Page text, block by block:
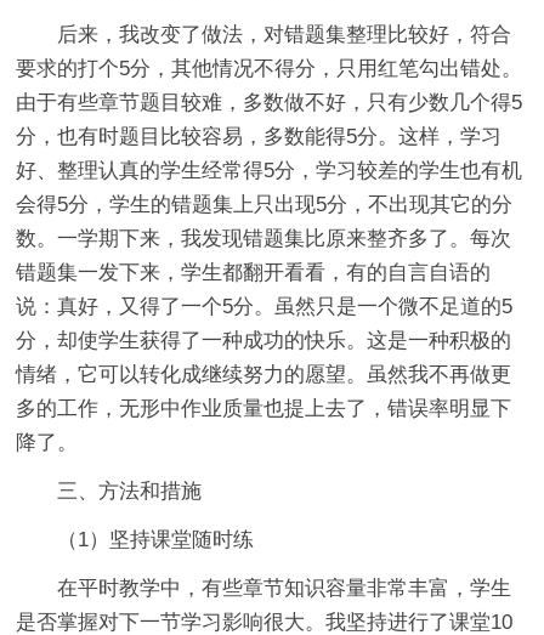
后来，我改变了做法，对错题集整理比较好，符合
要求的打个5分，其他情况不得分，只用红笔勾出错处。
由于有些章节题目较难，多数做不好，只有少数几个得5
分，也有时题目比较容易，多数能得5分。这样，学习
好、整理认真的学生经常得5分，学习较差的学生也有机
会得5分，学生的错题集上只出现5分，不出现其它的分
数。一学期下来，我发现错题集比原来整齐多了。每次
错题集一发下来，学生都翻开看看，有的自言自语的
说：真好，又得了一个5分。虽然只是一个微不足道的5
分，却使学生获得了一种成功的快乐。这是一种积极的
情绪，它可以转化成继续努力的愿望。虽然我不再做更
多的工作，无形中作业质量也提上去了，错误率明显下
降了。
三、方法和措施
（1）坚持课堂随时练
在平时教学中，有些章节知识容量非常丰富，学生
是否掌握对下一节学习影响很大。我坚持进行了课堂10